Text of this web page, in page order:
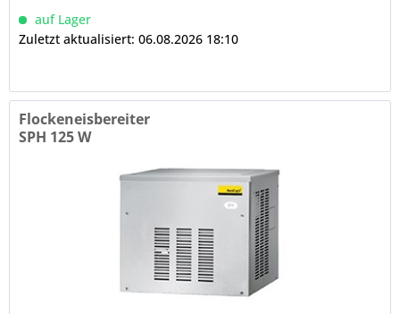
auf Lager
Zuletzt aktualisiert: 06.08.2026 18:10
Flockeneisbereiter
SPH 125 W